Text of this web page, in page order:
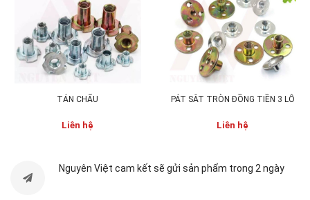
cho phòng tắm có thiết kế hình hộp vuông hoặc
chữ nhật. Thiết kế bản lề bên ngoài bóng và
góc cạnh sắc xảo tạo độ thẩm mỹ cao nhất, mặt
trong theo dạng lưới giúp xiết chặt và cố định
kính tốt nhất. Độ dày bản lề theo đúng chuẩn,
đảm bảo giữ kính trong phạm vị tải trọng.
Thân được sản xuất từ Inox đặc SUS 304, kẹp
chế trầy kính và giúp kẹp kính chặt hơn. Inox
TÁN CHẤU
Liên hệ
PÁT SẮT TRÒN ĐỒNG TIỀN 3 LỖ
Liên hệ
Nguyên Việt cam kết sẽ gửi sản phẩm trong 2 ngày